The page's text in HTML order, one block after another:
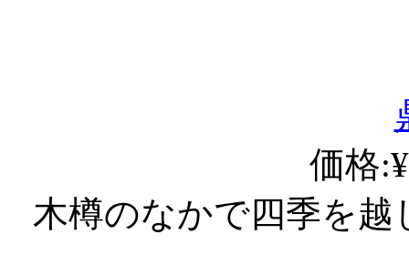
価格
木樽のなかで四季を